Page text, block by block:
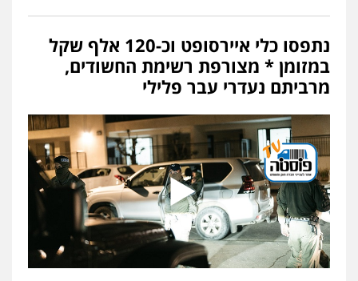
מצגר ושות', חברת עורכי דין
נדל"ן / עסקים משפחה
0545402829
אברהם שהבזי – משרד עורכי דין
מיסים כלכלי פלילי פשיעה כלכלית הלבנת
הון
0504456555
עו"ד דרוויש נאשף
נתפסו כלי איירסופט וכ-120 אלף שקל
במזומן * מצורפת רשימת החשודים,
מרביתם נעדרי עבר פלילי